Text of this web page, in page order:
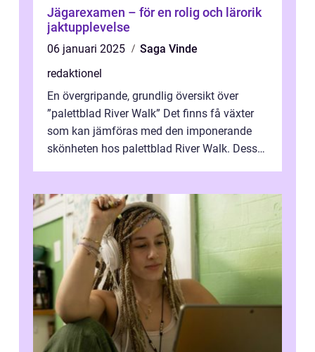
Jägarexamen – för en rolig och lärorik
jaktupplevelse
06 januari 2025
Saga Vinde
redaktionel
En övergripande, grundlig översikt över
”palettblad River Walk” Det finns få växter
som kan jämföras med den imponerande
skönheten hos palettblad River Walk. Dess